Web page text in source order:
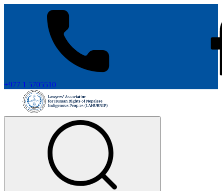
+977 1 5705510